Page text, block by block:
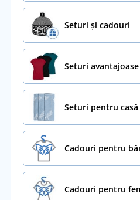
Seturi și cadouri
Seturi avantajoase
Seturi pentru casă
Cadouri pentru
Cadouri pentru